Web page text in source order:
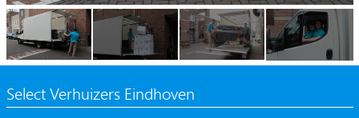
Select Verhuizers Eindhoven